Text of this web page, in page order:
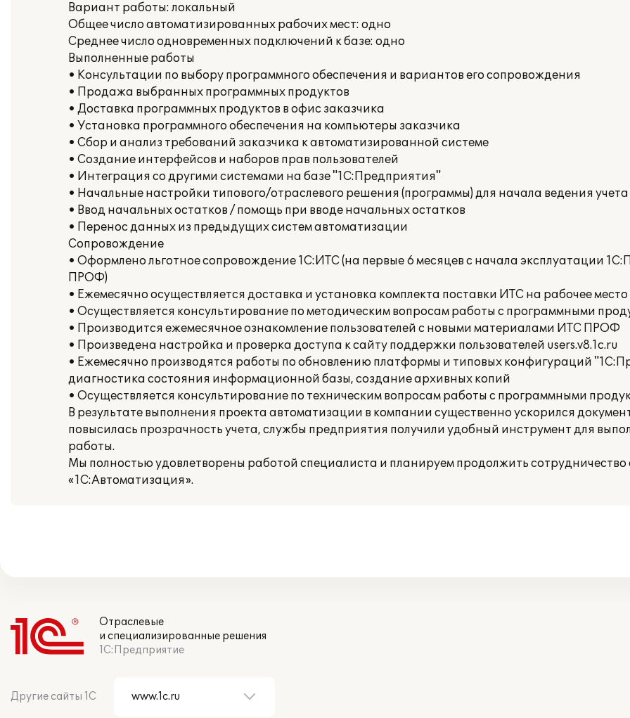
Вариант работы: локальный
Общее число автоматизированных рабочих мест: одно
Среднее число одновременных подключений к базе: одно
Выполненные работы
• Консультации по выбору программного обеспечения и вариантов его сопровождения
• Продажа выбранных программных продуктов
• Доставка программных продуктов в офис заказчика
• Установка программного обеспечения на компьютеры заказчика
• Сбор и анализ требований заказчика к автоматизированной системе
• Создание интерфейсов и наборов прав пользователей
• Интеграция со другими системами на базе "1С:Предприятия"
• Начальные настройки типового/отраслевого решения (программы) для начала ведения учета
• Ввод начальных остатков / помощь при вводе начальных остатков
• Перенос данных из предыдущих систем автоматизации
Сопровождение
• Оформлено льготное сопровождение 1С:ИТС (на первые 6 месяцев с начала эксплуатации
ПРОФ)
• Ежемесячно осуществляется доставка и установка комплекта поставки ИТС на рабочее место
• Осуществляется консультирование по методическим вопросам работы с программными
• Производится ежемесячное ознакомление пользователей с новыми материалами ИТС ПРОФ
• Произведена настройка и проверка доступа к сайту поддержки пользователей users.v8.1c.ru
• Ежемесячно производятся работы по обновлению платформы и типовых конфигураций
диагностика состояния информационной базы, создание архивных копий
• Осуществляется консультирование по техническим вопросам работы с программными
В результате выполнения проекта автоматизации в компании существенно ускорился
повысилась прозрачность учета, службы предприятия получили удобный инструмент для
работы.
Мы полностью удовлетворены работой специалиста и планируем продолжить сотрудничество
«1С:Автоматизация».
Отраслевые
и специализированные решения
1С:Предприятие
Другие сайты 1С